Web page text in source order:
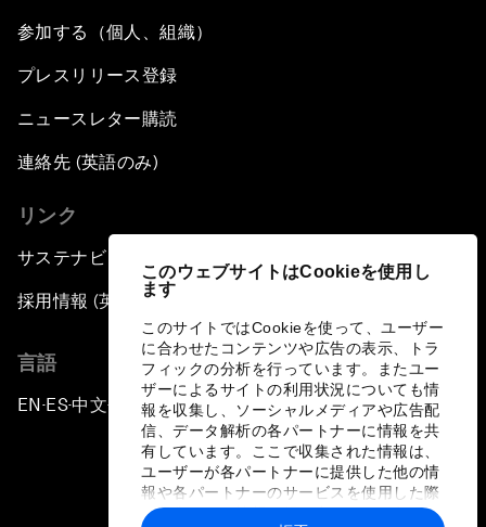
このウェブサイトはCookieを使用し
ます
このサイトではCookieを使って、ユーザー
に合わせたコンテンツや広告の表示、トラ
フィックの分析を行っています。またユー
ザーによるサイトの利用状況についても情
報を収集し、ソーシャルメディアや広告配
信、データ解析の各パートナーに情報を共
有しています。ここで収集された情報は、
ユーザーが各パートナーに提供した他の情
報や各パートナーのサービスを使用した際
に収集された情報と組み合わされ、各パー
参加する（個人、組織）
プレスリリース登録
ニュースレター購読
連絡先 (英語のみ)
リンク
サステナビリティへの取り組み
採用情報 (英語のみ)
言語
EN ▪ES▪中文▪ 日本語